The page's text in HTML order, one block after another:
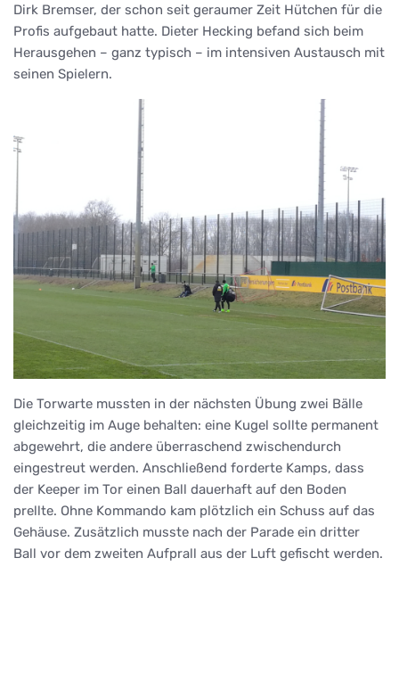
Dirk Bremser, der schon seit geraumer Zeit Hütchen für die
Profis aufgebaut hatte. Dieter Hecking befand sich beim
Herausgehen – ganz typisch – im intensiven Austausch mit
seinen Spielern.
Die Torwarte mussten in der nächsten Übung zwei Bälle
gleichzeitig im Auge behalten: eine Kugel sollte permanent
abgewehrt, die andere überraschend zwischendurch
eingestreut werden. Anschließend forderte Kamps, dass
der Keeper im Tor einen Ball dauerhaft auf den Boden
prellte. Ohne Kommando kam plötzlich ein Schuss auf das
Gehäuse. Zusätzlich musste nach der Parade ein dritter
Ball vor dem zweiten Aufprall aus der Luft gefischt werden.